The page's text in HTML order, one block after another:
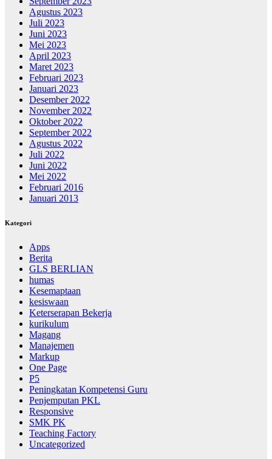
Agustus 2023
Juli 2023
Juni 2023
Mei 2023
April 2023
Maret 2023
Februari 2023
Januari 2023
Desember 2022
November 2022
Oktober 2022
September 2022
Agustus 2022
Juli 2022
Juni 2022
Mei 2022
Februari 2016
Januari 2013
Kategori
Apps
Berita
GLS BERLIAN
humas
Kesemaptaan
kesiswaan
Keterserapan Bekerja
kurikulum
Magang
Manajemen
Markup
One Page
P5
Peningkatan Kompetensi Guru
Penjemputan PKL
Responsive
SMK PK
Teaching Factory
Uncategorized